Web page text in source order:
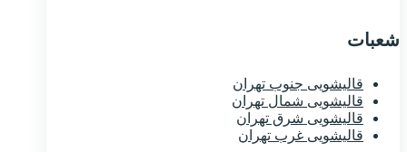
شعبات
قالیشویی جنوب تهران
قالیشویی شمال تهران
قالیشویی شرق تهران
قالیشویی غرب تهران